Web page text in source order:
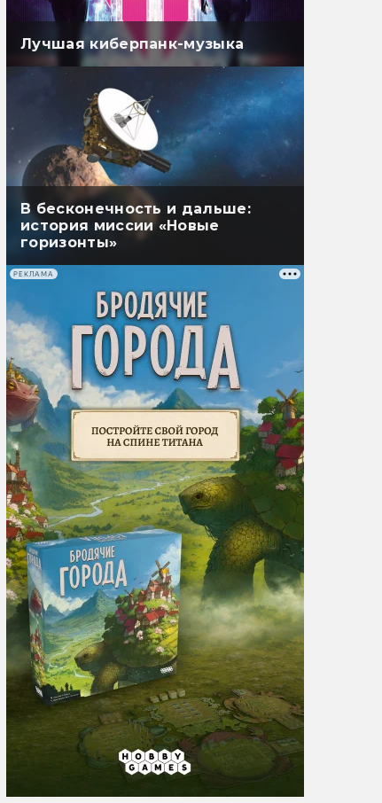
Лучшая киберпанк-музыка
В бесконечность и дальше:
история миссии «Новые
горизонты»
РЕКЛАМА